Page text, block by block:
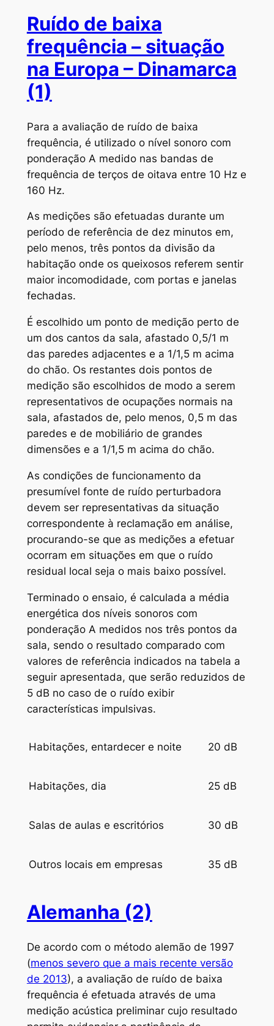
Ruído de baixa
frequência – situação
na Europa – Dinamarca
(1)
Para a avaliação de ruído de baixa
frequência, é utilizado o nível sonoro com
ponderação A medido nas bandas de
frequência de terços de oitava entre 10 Hz e
160 Hz.
As medições são efetuadas durante um
período de referência de dez minutos em,
pelo menos, três pontos da divisão da
habitação onde os queixosos referem sentir
maior incomodidade, com portas e janelas
fechadas.
É escolhido um ponto de medição perto de
um dos cantos da sala, afastado 0,5/1 m
das paredes adjacentes e a 1/1,5 m acima
do chão. Os restantes dois pontos de
medição são escolhidos de modo a serem
representativos de ocupações normais na
sala, afastados de, pelo menos, 0,5 m das
paredes e de mobiliário de grandes
dimensões e a 1/1,5 m acima do chão.
As condições de funcionamento da
presumível fonte de ruído perturbadora
devem ser representativas da situação
correspondente à reclamação em análise,
procurando-se que as medições a efetuar
ocorram em situações em que o ruído
residual local seja o mais baixo possível.
Terminado o ensaio, é calculada a média
energética dos níveis sonoros com
ponderação A medidos nos três pontos da
sala, sendo o resultado comparado com
valores de referência indicados na tabela a
seguir apresentada, que serão reduzidos de
5 dB no caso de o ruído exibir
características impulsivas.
Habitações, entardecer e noite 20 dB
Habitações, dia 25 dB
Salas de aulas e escritórios 30 dB
Outros locais em empresas 35 dB
Alemanha (2)
De acordo com o método alemão de 1997
(menos severo que a mais recente versão
de 2013), a avaliação de ruído de baixa
frequência é efetuada através de uma
medição acústica preliminar cujo resultado